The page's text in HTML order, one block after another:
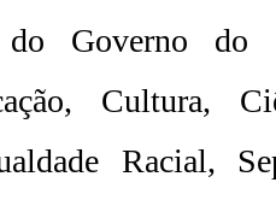
Governo do
Cultura,
Racial,